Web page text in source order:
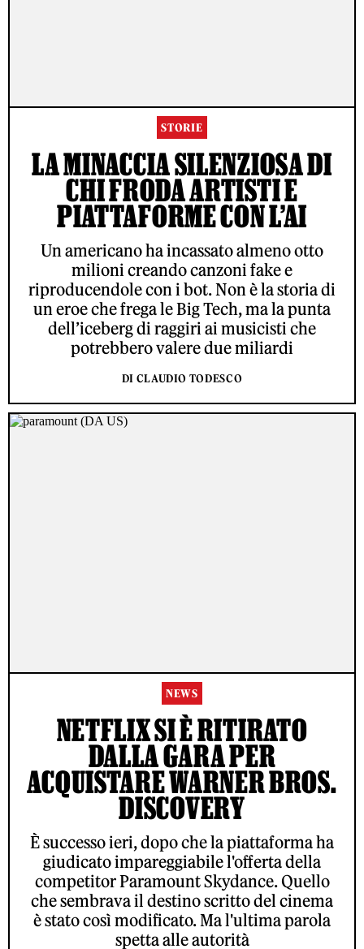
STORIE
LA MINACCIA SILENZIOSA DI
CHI FRODA ARTISTI E
PIATTAFORME CON L’AI
Un americano ha incassato almeno otto
milioni creando canzoni fake e
riproducendole con i bot. Non è la storia di
un eroe che frega le Big Tech, ma la punta
dell’iceberg di raggiri ai musicisti che
potrebbero valere due miliardi
DI CLAUDIO TODESCO
NEWS
NETFLIX SI È RITIRATO
DALLA GARA PER
ACQUISTARE WARNER BROS.
DISCOVERY
È successo ieri, dopo che la piattaforma ha
giudicato impareggiabile l'offerta della
competitor Paramount Skydance. Quello
che sembrava il destino scritto del cinema
è stato così modificato. Ma l'ultima parola
spetta alle autorità